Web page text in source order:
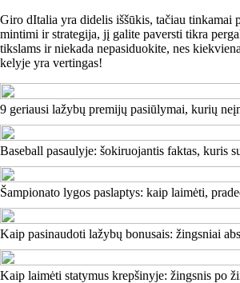
Giro dItalia yra didelis iššūkis, tačiau tinkamai
mintimi ir strategija, jį galite paversti tikra
tikslams ir niekada nepasiduokite, nes
kelyje yra vertingas!
9 geriausi lažybų premijų pasiūlymai, kurių
Baseball pasaulyje: šokiruojantis faktas, kuris
Šampionato lygos paslaptys: kaip laimėti,
Kaip pasinaudoti lažybų bonusais: žingsniai
Kaip laimėti statymus krepšinyje: žingsnis po